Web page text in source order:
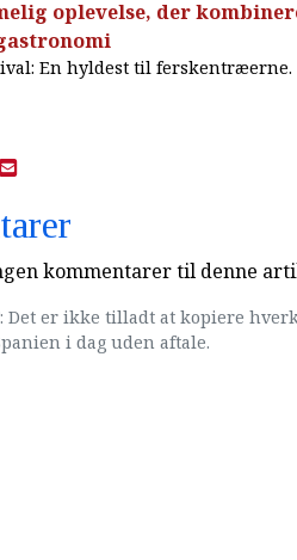
oplevelse, der
En hyldest til ferskentræerne.
kommentarer til denne
Det er ikke tilladt at kopiere
i dag uden aftale.